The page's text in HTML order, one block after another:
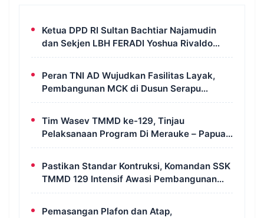
Ketua DPD RI Sultan Bachtiar Najamudin
dan Sekjen LBH FERADI Yoshua Rivaldo
Bahas Geopolitik dan Supremasi Hukum
Peran TNI AD Wujudkan Fasilitas Layak,
Pembangunan MCK di Dusun Serapu
Rampung Dikerjakan
Tim Wasev TMMD ke-129, Tinjau
Pelaksanaan Program Di Merauke – Papua
Selatan
Pastikan Standar Kontruksi, Komandan SSK
TMMD 129 Intensif Awasi Pembangunan
MCK di Wanam
Pemasangan Plafon dan Atap,